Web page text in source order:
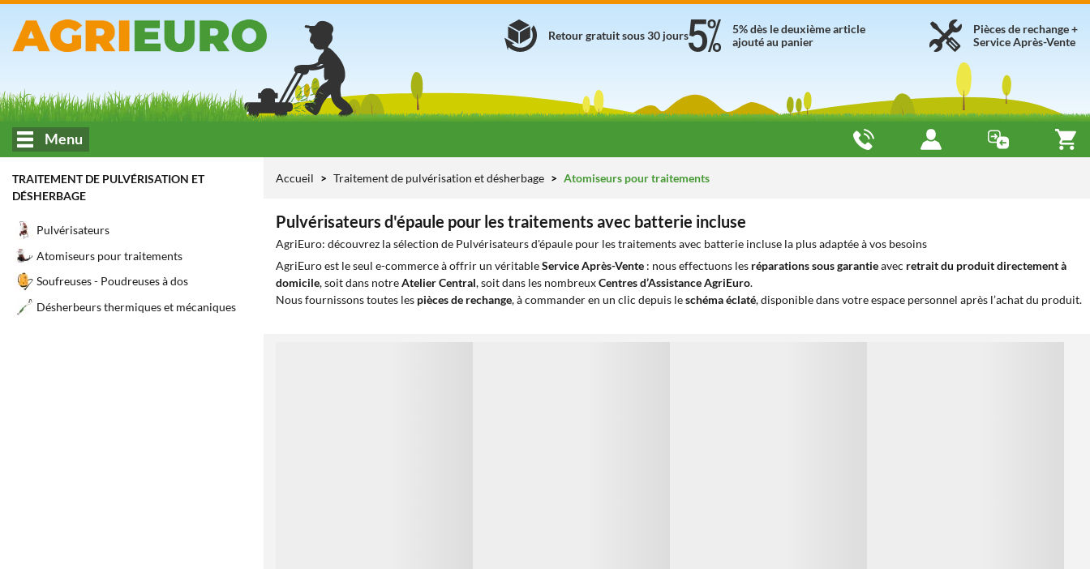
Pièces de rechange +
Service Après-Vente
5% dès le deuxième article
ajouté au panier
Retour gratuit sous 30 jours
Menu
TRAITEMENT DE PULVÉRISATION ET
DÉSHERBAGE
Pulvérisateurs
Atomiseurs pour traitements
Soufreuses - Poudreuses à dos
Désherbeurs thermiques et mécaniques
Accueil Traitement de pulvérisation et désherbage Atomiseurs pour traitements
Pulvérisateurs d'épaule pour les traitements avec batterie incluse
AgriEuro: découvrez la sélection de Pulvérisateurs d'épaule pour les traitements avec batterie incluse la plus adaptée à vos besoins
AgriEuro est le seul e-commerce à offrir un véritableService Après-Vente : nous effectuons les réparations sous garantieavec retrait du produit directement à
domicile, soit dans notreAtelier Central, soit dans les nombreuxCentres d’Assistance AgriEuro.
Nous fournissons toutes les pièces de rechange, à commander en un clic depuis leschéma éclaté, disponible dans votre espace personnel après l’achat du produit.